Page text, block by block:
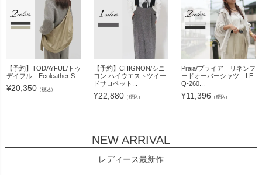
【予約】TODAYFUL/トゥ
デイフル Ecoleather S...
¥20,350 （税込）
【予約】CHIGNON/シニ
ヨン ハイウエストツイー
ドサロペット...
¥22,880 （税込）
Praia/プライア リネンフ
ードオーバーシャツ LE
Q-260...
¥11,396 （税込）
NEW ARRIVAL
レディース最新作